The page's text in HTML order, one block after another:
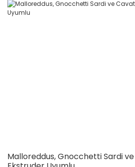
Malloreddus, Gnocchetti Sardi ve